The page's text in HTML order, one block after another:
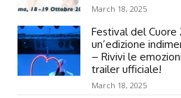
March 18, 2025
Festival del Cuore
un’edizione
– Rivivi le
trailer ufficiale!
March 18, 2025